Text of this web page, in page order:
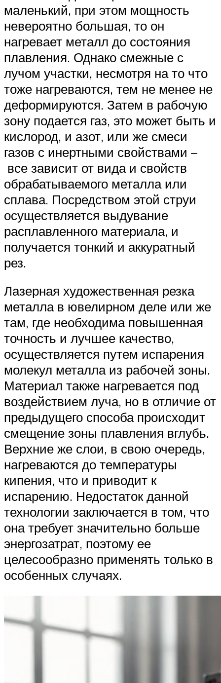
маленький, при этом мощность
невероятно большая, то он
нагревает металл до состояния
плавления. Однако смежные с
лучом участки, несмотря на то что
тоже нагреваются, тем не менее не
деформируются. Затем в рабочую
зону подается газ, это может быть и
кислород, и азот, или же смеси
газов с инертными свойствами –
все зависит от вида и свойств
обрабатываемого металла или
сплава. Посредством этой струи
осуществляется выдувание
расплавленного материала, и
получается тонкий и аккуратный
рез.
Лазерная художественная резка
металла в ювелирном деле или же
там, где необходима повышенная
точность и лучшее качество,
осуществляется путем испарения
молекул металла из рабочей зоны.
Материал также нагревается под
воздействием луча, но в отличие от
предыдущего способа происходит
смещение зоны плавления вглубь.
Верхние же слои, в свою очередь,
нагреваются до температуры
кипения, что и приводит к
испарению. Недостаток данной
технологии заключается в том, что
она требует значительно больше
энергозатрат, поэтому ее
целесообразно применять только в
особенных случаях.